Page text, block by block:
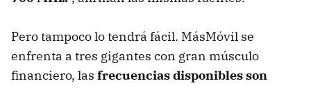
Pero tampoco lo tendrá fácil. MásMóvil se
enfrenta a tres gigantes con gran músculo
financiero, las frecuencias disponibles son